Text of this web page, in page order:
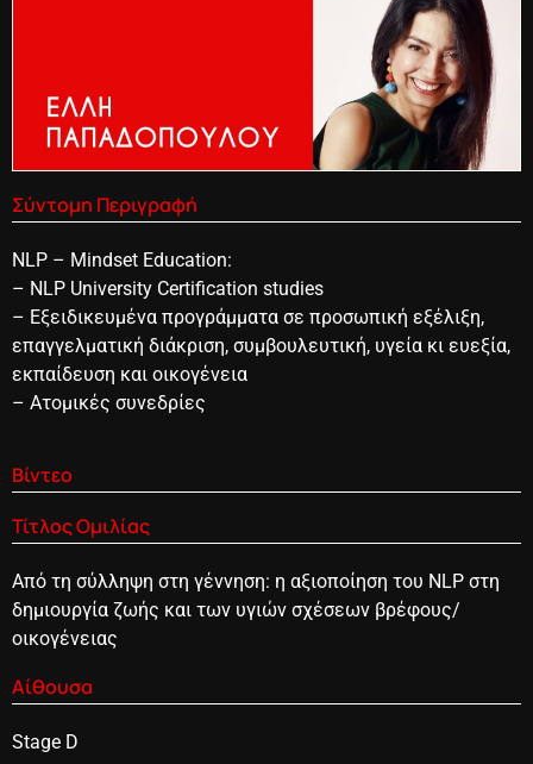
Σύντομη Περιγραφή
NLP – Mindset Education:
– NLP University Certification studies
– Εξειδικευμένα προγράμματα σε προσωπική εξέλιξη,
επαγγελματική διάκριση, συμβουλευτική, υγεία κι ευεξία,
εκπαίδευση και οικογένεια
– Ατομικές συνεδρίες
Βίντεο
Τίτλος Ομιλίας
Από τη σύλληψη στη γέννηση: η αξιοποίηση του NLP στη
δημιουργία ζωής και των υγιών σχέσεων βρέφους/
οικογένειας
Αίθουσα
Stage D